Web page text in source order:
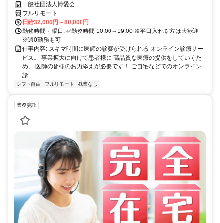
業務一般社団法人博愛会
フルリモート
日給32,000円～80,000円
勤務時間・曜日: ✅勤務時間 10:00～19:00 ※平日入れる方は大歓迎
※週0勤務も可
仕事内容: スキマ時間に医師の診察が受けられる オンライン診療サー
ビス。 事業拡大に向けて患者様に 高品質な医療の提供をしていくた
め、 医師の皆様のお力添えが必要です！ ご自宅などでのオンライン
診...
シフト自由 フルリモート 残業なし
業務委託